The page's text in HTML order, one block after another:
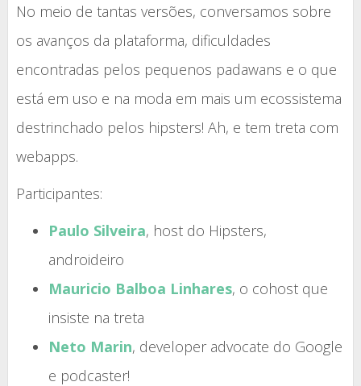
No meio de tantas versões, conversamos sobre
os avanços da plataforma, dificuldades
encontradas pelos pequenos padawans e o que
está em uso e na moda em mais um ecossistema
destrinchado pelos hipsters! Ah, e tem treta com
webapps.
Participantes:
Paulo Silveira, host do Hipsters,
androideiro
Mauricio Balboa Linhares, o cohost que
insiste na treta
Neto Marin, developer advocate do Google
e podcaster!